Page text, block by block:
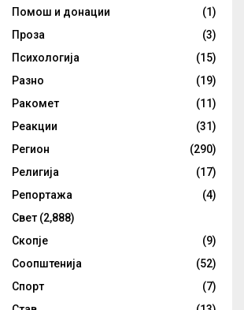
Помош и донации
(1)
Проза
(3)
Психологија
(15)
Разно
(19)
Ракомет
(11)
Реакции
(31)
Регион
(290)
Религија
(17)
Репортажа
(4)
Свет (2,888)
Скопје
(9)
Соопштенија
(52)
Спорт
(7)